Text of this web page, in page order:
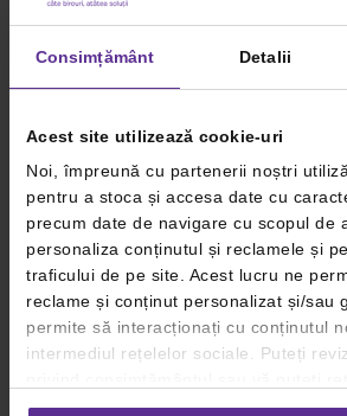
Consimțământ Detalii
Acest site utilizează cookie-uri
Noi, împreună cu partenerii noștri
pentru a stoca și accesa date cu
precum date de navigare cu scopul de
personaliza conținutul și reclamele și
traficului de pe site. Acest lucru ne
reclame și conținut personalizat și/sau
permite să interacționați cu conținutul
intermediul rețelelor sociale. Puteți
consimțământul oricând, făcând click